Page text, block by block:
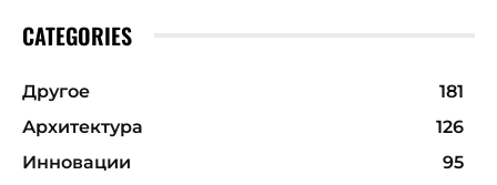
CATEGORIES
Другое
181
Архитектура
126
Инновации
95